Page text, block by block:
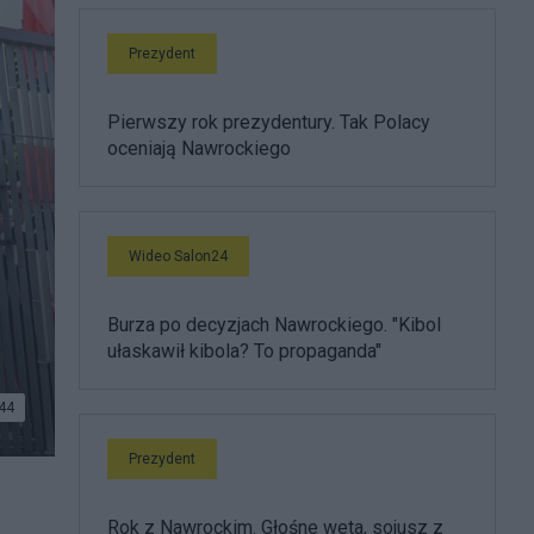
Prezydent
Pierwszy rok prezydentury. Tak Polacy
oceniają Nawrockiego
Wideo Salon24
Burza po decyzjach Nawrockiego. "Kibol
ułaskawił kibola? To propaganda"
Prezydent
Rok z Nawrockim. Głośne weta, sojusz z